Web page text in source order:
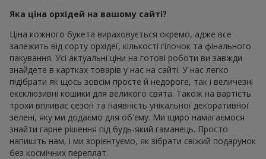
Яка ціна орхідей на вашому сайті?
Ціна кожного букета вираховується окремо, адже все
залежить від сорту орхідеї, кількості гілочок та фінального
пакування. Усі актуальні ціни на готові роботи ви завжди
знайдете в картках товарів у нас на сайті. У нас легко
підібрати як щось зовсім просте й недороге, так і величезні
ексклюзивні кошики для великого свята. Також на вартість
трохи впливає сезон та наявність унікальної декоративної
зелені, яку ми додаємо для об'єму. Ми щиро намагаємося
знайти гарне рішення під будь-який гаманець. Просто
напишіть нам, і ми зорієнтуємо, як зібрати свіжий подарунок
без космічних переплат.